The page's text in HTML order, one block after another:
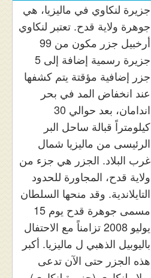
جزيرة لنكاوي في ماليزيا، هي
جوهرة ولاية قدح. تعتبر لنكاوي
أرخبيل جزر مكون من 99
جزيرة رسمية إضافة إلى 5
جزر إضافية مؤقتة يتم كشفها
عند انخفاض المد في بحر
اندامان، بعد حوالي 30
كيلومتراً قبالة ساحل البر
الرئيسى من ماليزيا شمال
غرب البلاد. الجزر هي جزء من
ولاية قدح، المجاورة للحدود
التايلاندية. وقد منحها السلطان
مسمى جوهرة قدح يوم 15
يوليو 2008 تزامناً مع الاحتفال
باليوبيل الذهبي ل ماليزيا. أكبر
هذه الجزر حتى الآن تدعى